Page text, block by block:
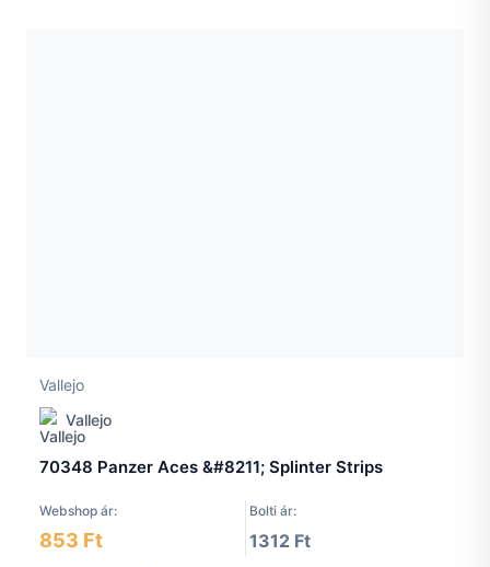
Vallejo
Vallejo
70348 Panzer Aces &#8211; Splinter Strips
Webshop ár: Bolti ár:
853 Ft 1312 Ft